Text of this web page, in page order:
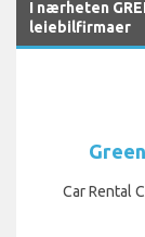
I nærheten
leiebilfirmaer
Car Rental